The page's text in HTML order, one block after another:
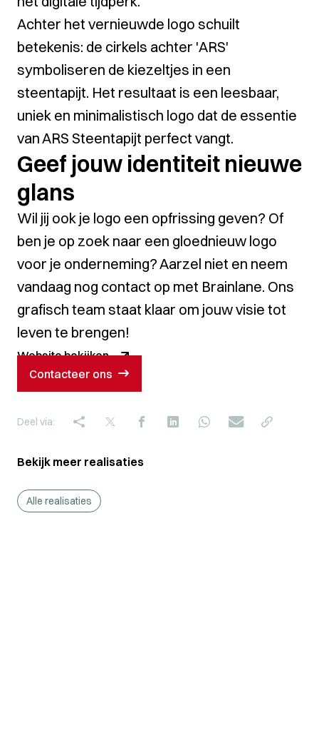
Deel via:
Bekijk meer realisaties
Alle realisaties
Achter het vernieuwde logo schuilt
betekenis: de cirkels achter 'ARS'
symboliseren de kiezeltjes in een
steentapijt. Het resultaat is een leesbaar,
uniek en minimalistisch logo dat de essentie
van ARS Steentapijt perfect vangt.
Geef jouw identiteit nieuwe
glans
Wil jij ook je logo een opfrissing geven? Of
ben je op zoek naar een gloednieuw logo
voor je onderneming? Aarzel niet en neem
vandaag nog contact op met Brainlane. Ons
grafisch team staat klaar om jouw visie tot
leven te brengen!
Website bekijken
Contacteer ons